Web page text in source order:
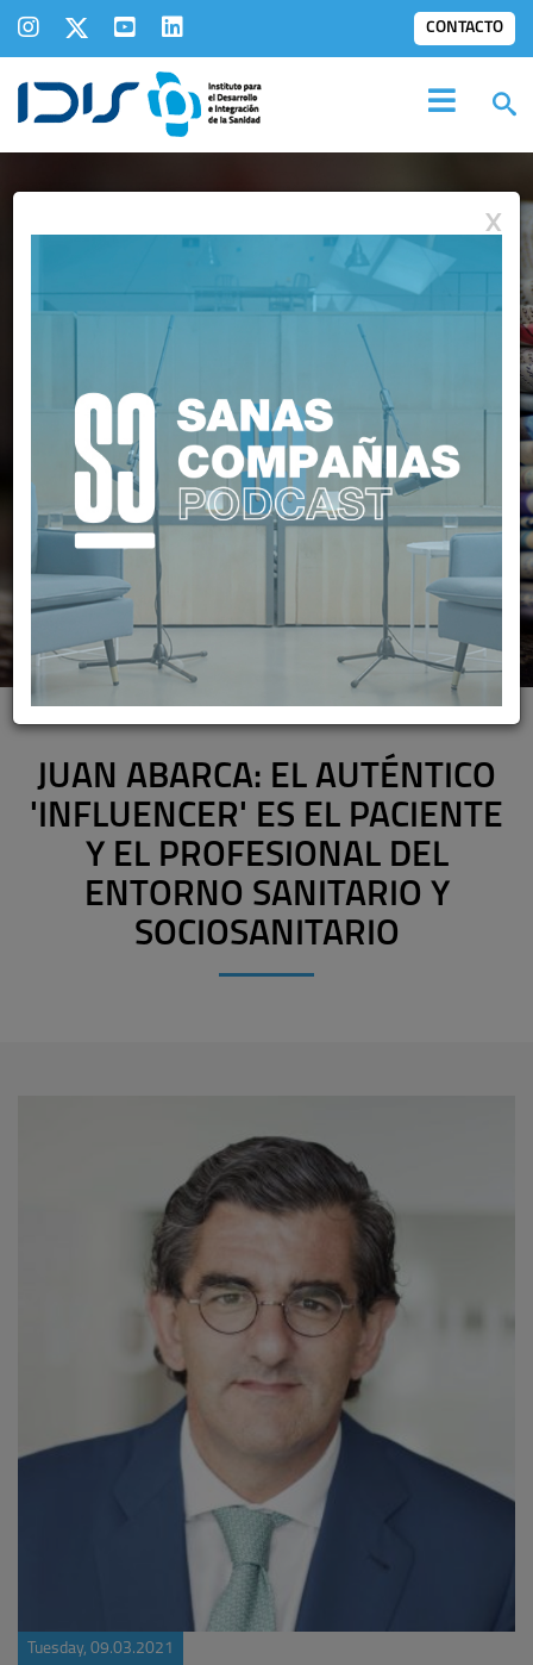
CONTACTO
IDIS EN LOSMEDIOS
JUAN ABARCA: EL AUTÉNTICO
'INFLUENCER' ES EL PACIENTE
Y EL PROFESIONAL DEL
ENTORNO SANITARIO Y
SOCIOSANITARIO
Tuesday, 09.03.2021
X